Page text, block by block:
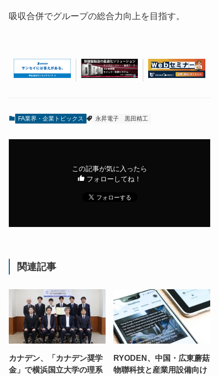
吸収合併でグループの総合力向上を目指す。
FA業界・企業トピックス 永昇電子 黒田精工
この記事が気に入ったら
フォローしてね！
関連記事
カナデン、「カナデン奨学
金」で横浜国立大学の理系
RYODEN、中国・広東蘑菇
物聯科技と産業用設備向け